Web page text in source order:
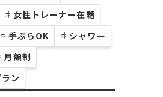
♯ 女性トレーナー在籍
♯ 手ぶらOK ♯ シャワー
月額制
ン